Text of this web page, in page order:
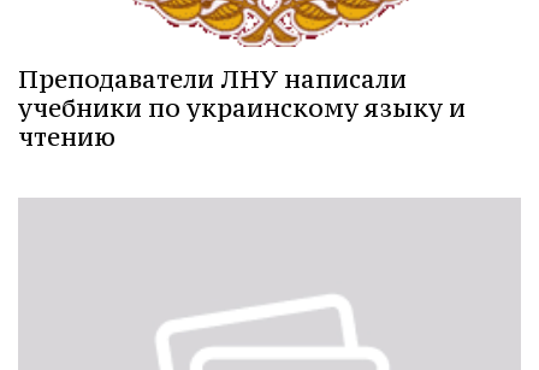
Преподаватели ЛНУ написали
учебники по украинскому языку и
чтению